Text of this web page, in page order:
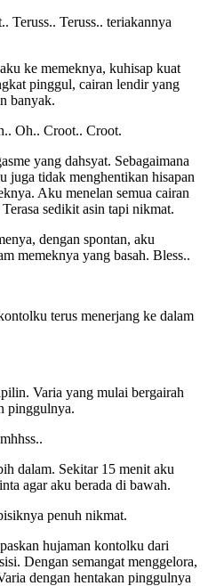
Teruss.. Teruss.. teriakannya
ke memeknya, kuhisap kuat
pinggul, cairan lendir yang
banyak.
Oh.. Croot.. Croot.
yang dahsyat. Sebagaimana
juga tidak menghentikan hisapan
Aku menelan semua cairan
sedikit asin tapi nikmat.
dengan spontan, aku
memeknya yang basah. Bless..
terus menerjang ke dalam
Varia yang mulai bergairah
pinggulnya.
dalam. Sekitar 15 menit aku
agar aku berada di bawah.
penuh nikmat.
hujaman kontolku dari
Dengan semangat menggelora,
dengan hentakan pinggulnya